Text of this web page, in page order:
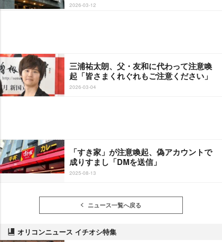
2026-03-12
三浦祐太朗、父・友和に代わって注意喚
起「皆さまくれぐれもご注意ください」
2026-03-04
「すき家」が注意喚起、偽アカウントで
成りすまし「DMを送信」
2025-08-13
ニュース一覧へ戻る
オリコンニュース イチオシ特集